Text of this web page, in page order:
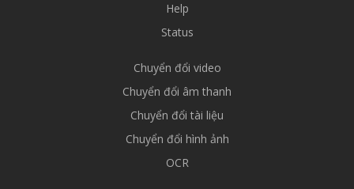
Help
Status
Chuyển đổi video
Chuyển đổi âm thanh
Chuyển đổi tài liệu
Chuyển đổi hình ảnh
OCR